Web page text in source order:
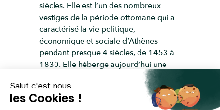
siècles. Elle est l’un des nombreux
vestiges de la période ottomane qui a
caractérisé la vie politique,
économique et sociale d’Athènes
pendant presque 4 siècles, de 1453 à
1830. Elle héberge aujourd’hui une